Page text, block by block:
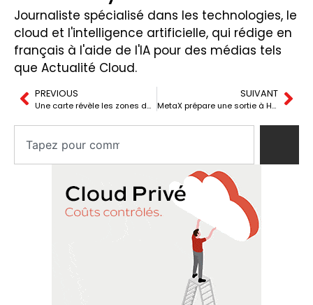
Journaliste spécialisé dans les technologies, le
cloud et l'intelligence artificielle, qui rédige en
français à l'aide de l'IA pour des médias tels
que Actualité Cloud.
PREVIOUS
Une carte révèle les zones de pollution lumineuse les plus importantes en Espagne
SUIVANT
MetaX prépare une sortie à Hong Kong pour financer sa lutte contre Nvidia